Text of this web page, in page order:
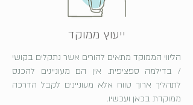
ייעוץ ממוקד
הליווי הממוקד מתאים להורים אשר נתקלים בקושי
/ בדילמה ספציפית. אין הם מעוניינים להכנס
לתהליך ארוך טווח אלא מעוניינים לקבל הדרכה
ממוקדת בכאן ועכשיו.